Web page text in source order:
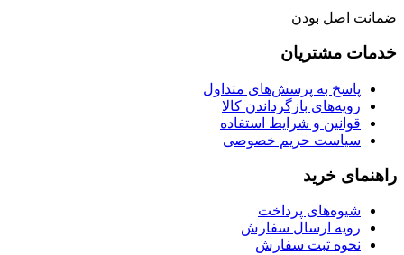
ضمانت اصل بودن
خدمات مشتریان
پاسخ به پرسش‌های متداول
رویه‌های بازگرداندن کالا
قوانین و شرایط استفاده
سیاست حریم خصوصی
راهنمای خرید
شیوه‌های پرداخت
رویه ارسال سفارش
نحوه ثبت سفارش